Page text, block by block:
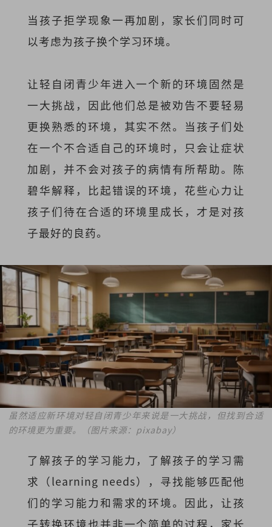
当孩子拒学现象一再加剧，家长们同时可
以考虑为孩子换个学习环境。
让轻自闭青少年进入一个新的环境固然是
一大挑战，因此他们总是被劝告不要轻易
更换熟悉的环境，其实不然。当孩子们处
在一个不合适自己的环境时，只会让症状
加剧，并不会对孩子的病情有所帮助。陈
碧华解释，比起错误的环境，花些心力让
孩子们待在合适的环境里成长，才是对孩
子最好的良药。
虽然适应新环境对轻自闭青少年来说是一大挑战，但找到合适
的环境更为重要。（图片来源：pixabay）
了解孩子的学习能力，了解孩子的学习需
求（learning needs），寻找能够匹配他
们的学习能力和需求的环境。因此，让孩
子转换环境也并非一个简单的过程，家长